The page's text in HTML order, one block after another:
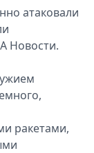
атаковали
Новости.
ракетами,